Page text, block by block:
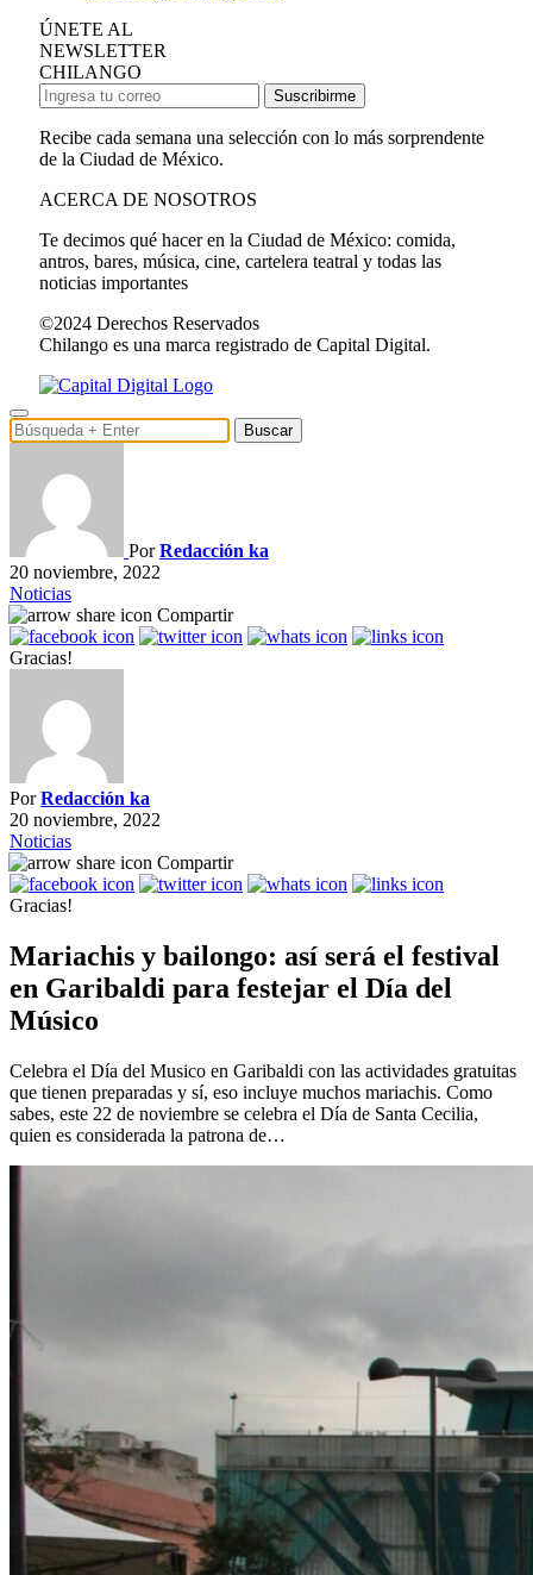
ÚNETE AL
NEWSLETTER
CHILANGO
Suscribirme
Recibe cada semana una selección con lo más sorprendente
de la Ciudad de México.
ACERCA DE NOSOTROS
Te decimos qué hacer en la Ciudad de México: comida,
antros, bares, música, cine, cartelera teatral y todas las
noticias importantes
©2024 Derechos Reservados
Chilango es una marca registrado de Capital Digital.
Buscar
PorRedacción ka
20 noviembre, 2022
Noticias
Compartir
Gracias!
PorRedacción ka
20 noviembre, 2022
Noticias
Compartir
Gracias!
Mariachis y bailongo: así será el festival
en Garibaldi para festejar el Día del
Músico
Celebra el Día del Musico en Garibaldi con las actividades gratuitas
que tienen preparadas y sí, eso incluye muchos mariachis. Como
sabes, este 22 de noviembre se celebra el Día de Santa Cecilia,
quien es considerada la patrona de…